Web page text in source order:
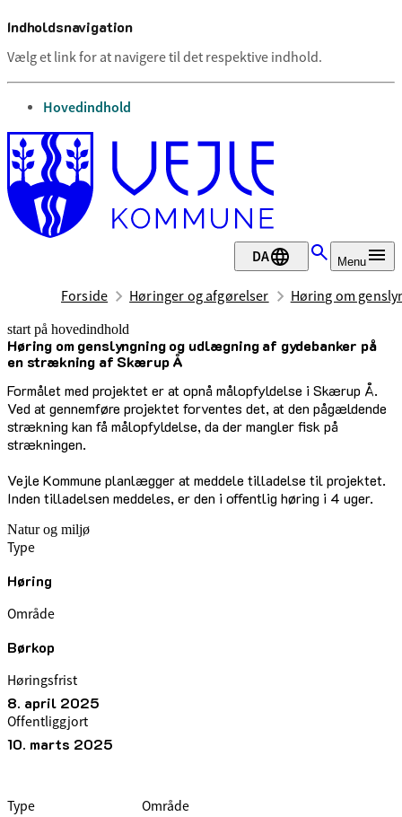
Indholdsnavigation
Vælg et link for at navigere til det respektive indhold.
gå til
Hovedindhold
DA Menu
Forside Høringer og afgørelser Høring om
start på hovedindhold
Høring om genslyngning og udlægning af gydebanker på
en strækning af Skærup Å
Formålet med projektet er at opnå målopfyldelse i Skærup Å.
Ved at gennemføre projektet forventes det, at den pågældende
strækning kan få målopfyldelse, da der mangler fisk på
strækningen.
Vejle Kommune planlægger at meddele tilladelse til projektet.
Inden tilladelsen meddeles, er den i offentlig høring i 4 uger.
senest opdateret 22. april 2025
Natur og miljø
Type
Høring
Område
Børkop
Høringsfrist
8. april 2025
Offentliggjort
10. marts 2025
Type Område